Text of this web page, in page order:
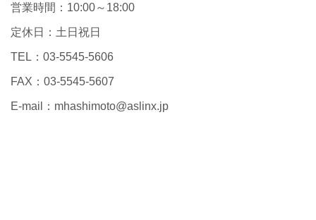
営業時間：10:00～18:00
定休日：土日祝日
TEL：03-5545-5606
FAX：03-5545-5607
E-mail： mhashimoto@aslinx.jp